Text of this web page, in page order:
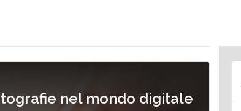
nel mondo digitale